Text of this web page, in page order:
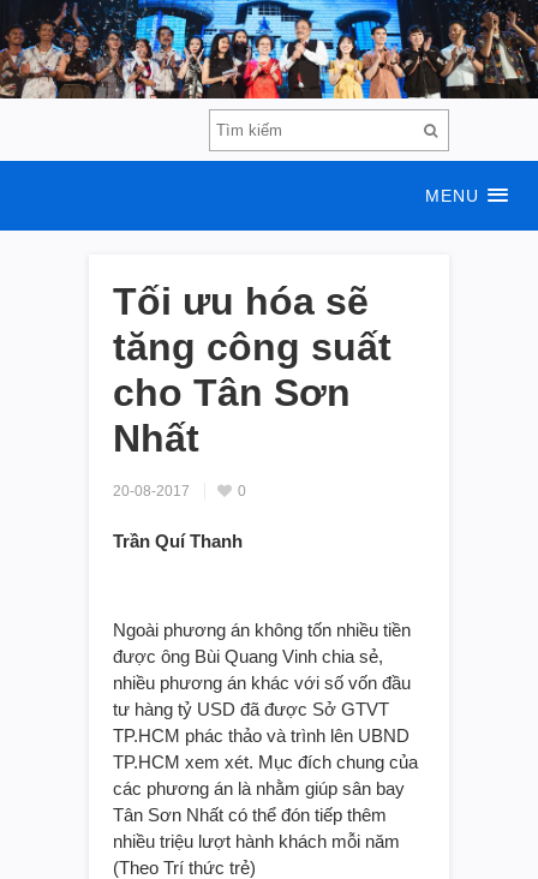
MENU
Tối ưu hóa sẽ
tăng công suất
cho Tân Sơn
Nhất
20-08-2017 0
Trần Quí Thanh
Ngoài phương án không tốn nhiều tiền
được ông Bùi Quang Vinh chia sẻ,
nhiều phương án khác với số vốn đầu
tư hàng tỷ USD đã được Sở GTVT
TP.HCM phác thảo và trình lên UBND
TP.HCM xem xét. Mục đích chung của
các phương án là nhằm giúp sân bay
Tân Sơn Nhất có thể đón tiếp thêm
nhiều triệu lượt hành khách mỗi năm
(Theo Trí thức trẻ)